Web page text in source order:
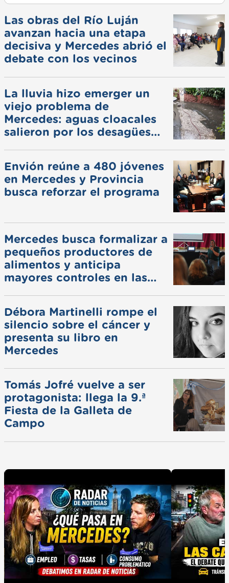
Las obras del Río Luján
avanzan hacia una etapa
decisiva y Mercedes abrió el
debate con los vecinos
La lluvia hizo emerger un
viejo problema de
Mercedes: aguas cloacales
salieron por los desagües
Envión reúne a 480 jóvenes
en Mercedes y Provincia
busca reforzar el programa
Mercedes busca formalizar a
pequeños productores de
alimentos y anticipa
mayores controles en las
Débora Martinelli rompe el
silencio sobre el cáncer y
presenta su libro en
Mercedes
Tomás Jofré vuelve a ser
protagonista: llega la 9.ª
Fiesta de la Galleta de
Campo